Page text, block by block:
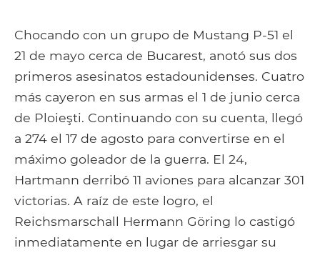
Chocando con un grupo de Mustang P-51 el
21 de mayo cerca de Bucarest, anotó sus dos
primeros asesinatos estadounidenses. Cuatro
más cayeron en sus armas el 1 de junio cerca
de Ploieşti. Continuando con su cuenta, llegó
a 274 el 17 de agosto para convertirse en el
máximo goleador de la guerra. El 24,
Hartmann derribó 11 aviones para alcanzar 301
victorias. A raíz de este logro, el
Reichsmarschall Hermann Göring lo castigó
inmediatamente en lugar de arriesgar su